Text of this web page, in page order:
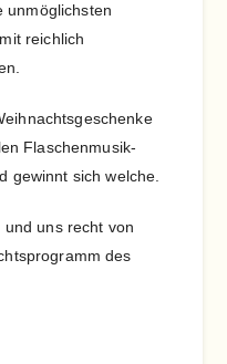
unmöglichsten
reichlich
Flaschenmusik-
gewinnt sich welche.
uns recht von
des